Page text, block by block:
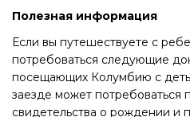
Полезная информация
Если вы путешествуете с
потребоваться следующие
посещающих Колумбию с
заезде может потребоваться
свидетельства о рождении и